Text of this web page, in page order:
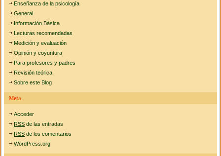
Enseñanza de la psicología
General
Información Básica
Lecturas recomendadas
Medición y evaluación
Opinión y coyuntura
Para profesores y padres
Revisión teórica
Sobre este Blog
Meta
Acceder
RSS de las entradas
RSS de los comentarios
WordPress.org